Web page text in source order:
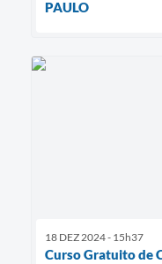
PAULO
18 DEZ 2024 - 15h37
Curso Gratuito de